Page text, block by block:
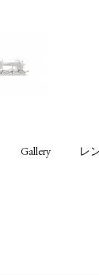
Gallery レ